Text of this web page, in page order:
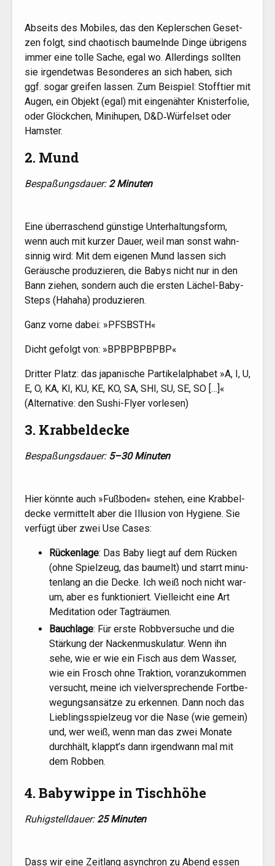
Abseits des Mobi­les, das den Kep­ler­schen Geset­
zen folgt, sind chao­tisch bau­meln­de Din­ge übri­gens
immer eine tol­le Sache, egal wo. Aller­dings soll­ten
sie irgend­et­was Beson­de­res an sich haben, sich
ggf. sogar grei­fen las­sen. Zum Bei­spiel: Stoff­tier mit
Augen, ein Objekt (egal) mit ein­ge­näh­ter Knis­ter­fo­lie,
oder Glöck­chen, Mini­hu­pen, D&D‑Würfelset oder
Hamster.
2. Mund
Bespa­ßungs­dau­er: 2 Minu­ten
Eine über­ra­schend güns­ti­ge Unter­hal­tungs­form,
wenn auch mit kur­zer Dau­er, weil man sonst wahn­
sin­nig wird: Mit dem eige­nen Mund las­sen sich
Geräu­sche pro­du­zie­ren, die Babys nicht nur in den
Bann zie­hen, son­dern auch die ers­ten Lächel-Baby-
Steps (Haha­ha) produzieren.
Ganz vor­ne dabei: »PFSBSTH«
Dicht gefolgt von: »BPBPBPBPBP«
Drit­ter Platz: das japa­ni­sche Par­ti­kel­al­pha­bet »A, I, U,
E, O, KA, KI, KU, KE, KO, SA, SHI, SU, SE, SO […]«
(Alter­na­ti­ve: den Sushi-Fly­er vorlesen)
3. Krabbeldecke
Bespa­ßungs­dau­er: 5–30 Minu­ten
Hier könn­te auch »Fuß­bo­den« ste­hen, eine Krab­bel­
de­cke ver­mit­telt aber die Illu­si­on von Hygie­ne. Sie
ver­fügt über zwei Use Cases:
Rücken­la­ge: Das Baby liegt auf dem Rücken
(ohne Spiel­zeug, das bau­melt) und starrt minu­
ten­lang an die Decke. Ich weiß noch nicht war­
um, aber es funk­tio­niert. Viel­leicht eine Art
Medi­ta­ti­on oder Tagträumen.
Bauch­la­ge: Für ers­te Robb­ver­su­che und die
Stär­kung der Nacken­mus­ku­la­tur. Wenn ihn
sehe, wie er wie ein Fisch aus dem Was­ser,
wie ein Frosch ohne Trak­ti­on, vor­an­zu­kom­men
ver­sucht, mei­ne ich viel­ver­spre­chen­de Fort­be­
we­gungs­an­sät­ze zu erken­nen. Dann noch das
Lieb­lings­spiel­zeug vor die Nase (wie gemein)
und, wer weiß, wenn man das zwei Mona­te
durch­hält, klappt’s dann irgend­wann mal mit
dem Robben.
4. Babywippe in Tischhöhe
Ruhig­stell­dau­er: 25 Minu­ten
Dass wir eine Zeit­lang asyn­chron zu Abend essen